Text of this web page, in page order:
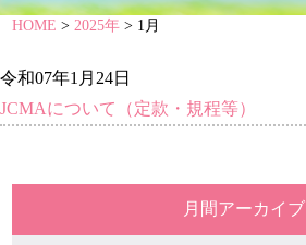
HOME >2025年 > 1月
令和07年1月24日
JCMAについて（定款・規程等）
月間アーカイブ